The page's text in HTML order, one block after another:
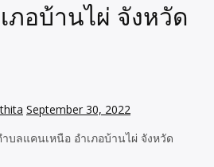
ภอบ้านไผ่​ จังหวัด
September 30, 2022
บลแคนเหนือ​ อำเภอบ้านไผ่​ จังหวัด